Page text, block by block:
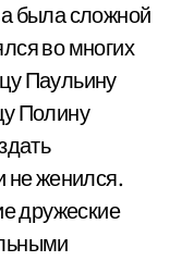
была сложной
во многих
Паульину
Полину
не женился.
дружеские